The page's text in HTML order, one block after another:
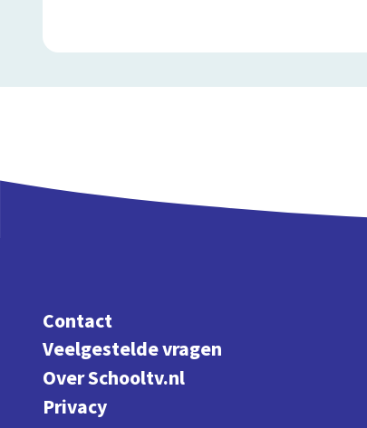
Contact
Veelgestelde vragen
Over Schooltv.nl
Privacy